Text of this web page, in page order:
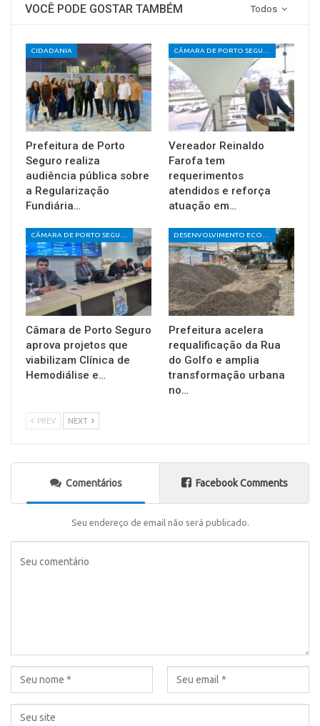
Todos
VOCÊ PODE GOSTAR TAMBÉM
CIDADANIA
Prefeitura de Porto
Seguro realiza
audiência pública sobre
a Regularização
Fundiária…
Vereador Reinaldo
Farofa tem
requerimentos
atendidos e reforça
atuação em…
Câmara de Porto Seguro
aprova projetos que
viabilizam Clínica de
Hemodiálise e…
Prefeitura acelera
requalificação da Rua
do Golfo e amplia
transformação urbana
no…
PREV NEXT
Comentários Facebook Comments
Seu endereço de email não será publicado.